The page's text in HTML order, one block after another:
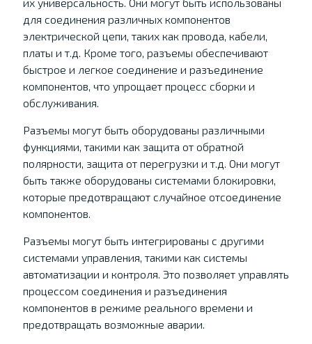
для соединения различных компонентов
электрической цепи, таких как провода, кабели,
платы и т.д. Кроме того, разъемы обеспечивают
быстрое и легкое соединение и разъединение
компонентов, что упрощает процесс сборки и
обслуживания.
Разъемы могут быть оборудованы различными
функциями, такими как защита от обратной
полярности, защита от перегрузки и т.д. Они могут
быть также оборудованы системами блокировки,
которые предотвращают случайное отсоединение
компонентов.
Разъемы могут быть интегрированы с другими
системами управления, такими как системы
автоматизации и контроля. Это позволяет управлять
процессом соединения и разъединения
компонентов в режиме реального времени и
предотвращать возможные аварии.